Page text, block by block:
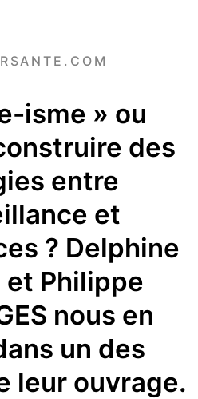
isme » ou
des
entre
et
? Delphine
et Philippe
nous en
un des
leur ouvrage.